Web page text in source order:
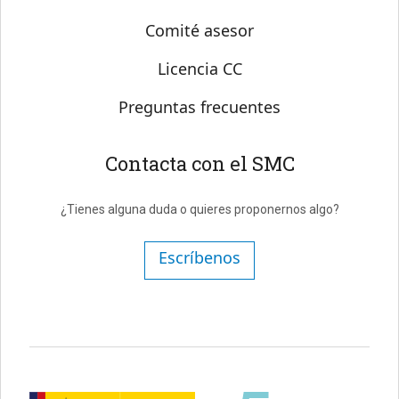
Comité asesor
Licencia CC
Preguntas frecuentes
Contacta con el SMC
¿Tienes alguna duda o quieres proponernos algo?
Escríbenos